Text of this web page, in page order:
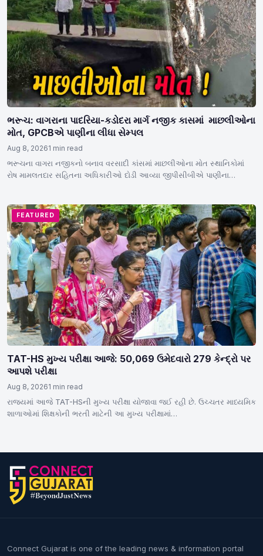
ભરૂચ: વાગરાના પાદરિયા-કડોદરા માર્ગ નજીક કાસમાં માછલીઓના
મોત, GPCBએ પાણીના લીધા સેમ્પલ
Aug 8, 20261 min read
ભરૂચના વાગરા નજીકનો બનાવ વરસાદી કાંસમાં માછલીઓના મોત સ્થાનિકોમાં
રોષ મામલતદાર સહિતના અધિકારીઓ દોડી આવ્યા જીપીસીબીએ પાણીના
FEATURED
TAT-HS મુખ્ય પરીક્ષા આજે: 50,069 ઉમેદવારો 279 કેન્દ્રો પર
આપશે પરીક્ષા
Aug 8, 20261 min read
રાજ્યમાં આજે TAT-HSની મુખ્ય પરીક્ષા યોજાવા જઈ રહી છે. ઉચ્ચતર માધ્યમિક
શાળાઓમાં શિક્ષકોની ભરતી માટેની આ મુખ્ય પરીક્ષામાં…
Connect Gujarat is one of the leading news & information portal